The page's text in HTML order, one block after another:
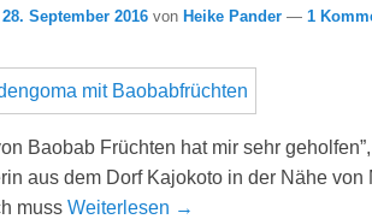
28. September 2016 von Heike Pander — 1
Baobab Früchten hat mir sehr
aus dem Dorf Kajokoto in der Nähe
muss Weiterlesen →